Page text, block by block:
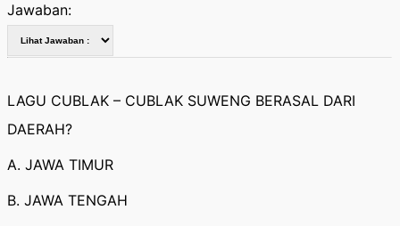
Jawaban:
LAGU CUBLAK – CUBLAK SUWENG BERASAL DARI
DAERAH?
A. JAWA TIMUR
B. JAWA TENGAH